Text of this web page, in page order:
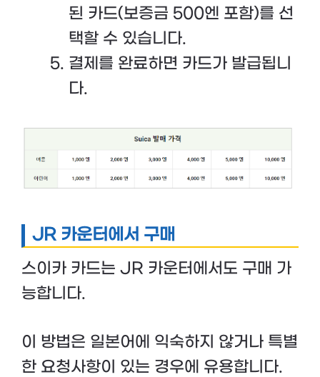
된 카드(보증금 500엔 포함)를 선
택할 수 있습니다.
결제를 완료하면 카드가 발급됩니
다.
JR 카운터에서 구매
스이카 카드는 JR 카운터에서도 구매 가
능합니다.
이 방법은 일본어에 익숙하지 않거나 특별
한 요청사항이 있는 경우에 유용합니다.